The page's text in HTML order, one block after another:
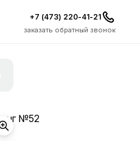
+7 (473) 220-41-21
заказать обратный звонок